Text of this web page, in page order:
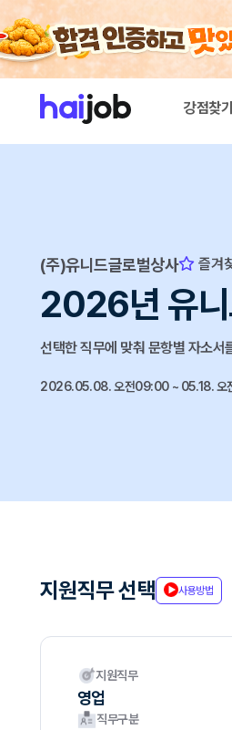
강점찾기
(주)유니드글로벌상사 즐겨
2026년 유니
선택한 직무에 맞춰 문항별 자소서
2026.05.08. 오전09:00 ~ 05.18. 오
지원직무 선택 사용방법
지원직무
영업
직무구분